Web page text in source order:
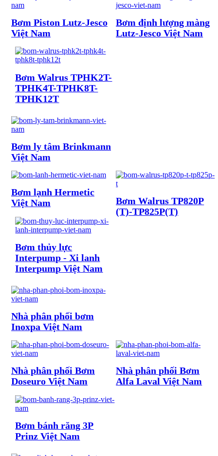
Bơm định lượng màng
Lutz-Jesco Việt Nam
Bơm Piston Lutz-Jesco
Việt Nam
Bơm Walrus TPHK2T-
TPHK4T-TPHK8T-
TPHK12T
Bơm ly tâm Brinkmann
Việt Nam
Bơm Walrus TP820P
(T)-TP825P(T)
Bơm lạnh Hermetic
Việt Nam
Bơm thủy lực
Interpump - Xi lanh
Interpump Việt Nam
Nhà phân phối bơm
Inoxpa Việt Nam
Nhà phân phối Bơm
Alfa Laval Việt Nam
Nhà phân phối Bơm
Doseuro Việt Nam
Bơm bánh răng 3P
Prinz Việt Nam